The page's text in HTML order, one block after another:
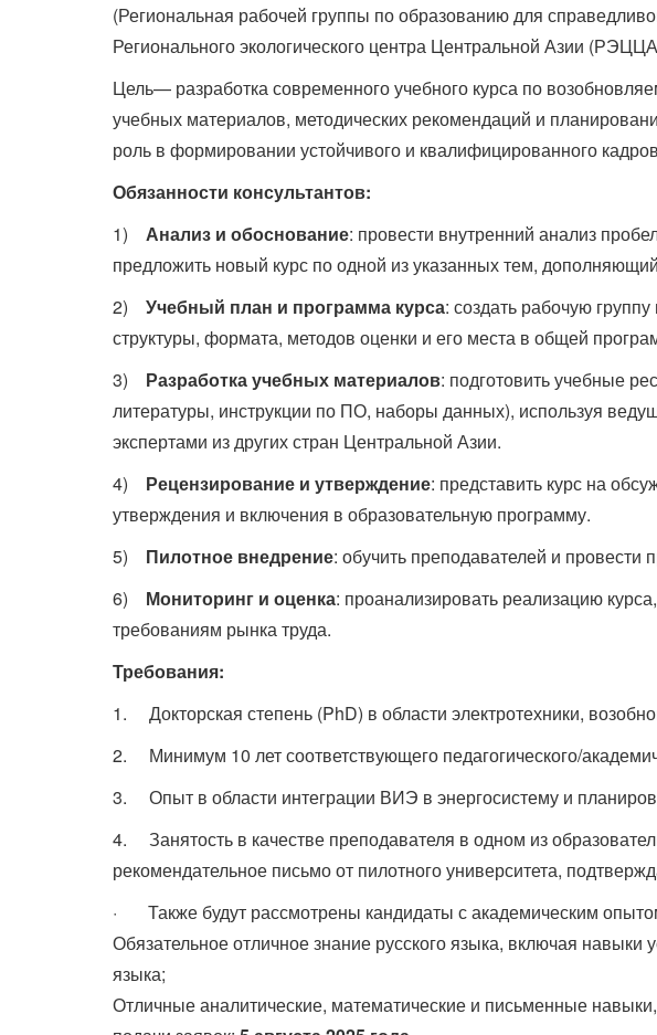
(Региональная рабочей группы по образованию для
Регионального экологического центра Центральной Азии
Цель— разработка современного учебного курса по
учебных материалов, методических рекомендаций и
роль в формировании устойчивого и квалифицированного
Обязанности консультантов:
1) Анализ и обоснование: провести внутренний анализ
предложить новый курс по одной из указанных тем,
2) Учебный план и программа курса: создать рабочую
структуры, формата, методов оценки и его места в общей
3) Разработка учебных материалов: подготовить учебные
литературы, инструкции по ПО, наборы данных), используя
экспертами из других стран Центральной Азии.
4) Рецензирование и утверждение: представить курс на
утверждения и включения в образовательную программу.
5) Пилотное внедрение: обучить преподавателей и провести
6) Мониторинг и оценка: проанализировать реализацию
требованиям рынка труда.
Требования:
1. Докторская степень (PhD) в области электротехники,
2. Минимум 10 лет соответствующего педагогического/
3. Опыт в области интеграции ВИЭ в энергосистему и
4. Занятость в качестве преподавателя в одном из
рекомендательное письмо от пилотного университета,
· Также будут рассмотрены кандидаты с академическим
Обязательное отличное знание русского языка, включая
языка;
Отличные аналитические, математические и письменные